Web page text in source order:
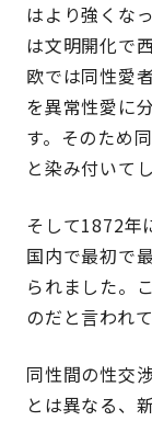
はより強くな
は文明開化で
欧では同性愛
を異常性愛に
す。そのため
と染み付いて
そして1872年
国内で最初で
られました。
のだと言われて
同性間の性交
とは異なる、